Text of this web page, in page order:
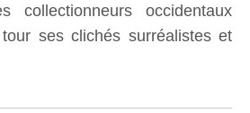
collectionneurs occidentaux
ses clichés surréalistes et